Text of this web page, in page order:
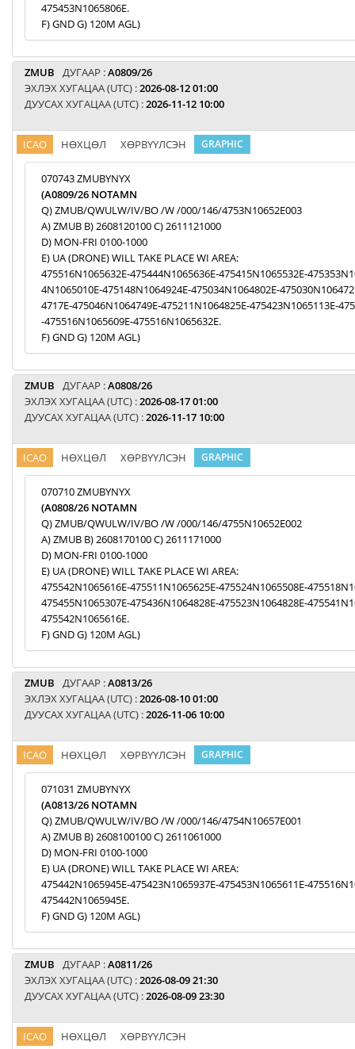
475453N1065806E.
F) GND G) 120M AGL)
ZMUB ДУГААР :A0809/26
ЭХЛЭХ ХУГАЦАА (UTC) :2026-08-12 01:00
ДУУСАХ ХУГАЦАА (UTC) :2026-11-12 10:00
ICAO НӨХЦӨЛ ХӨРВҮҮЛСЭН GRAPHIC
070743 ZMUBYNYX
(A0809/26 NOTAMN
Q) ZMUB/QWULW/IV/BO /W /000/146/4753N10652E003
A) ZMUB B) 2608120100 C) 2611121000
D) MON-FRI 0100-1000
E) UA (DRONE) WILL TAKE PLACE WI AREA:
475516N1065632E-475444N1065636E-475415N1065532E-
4N1065010E-475148N1064924E-475034N1064802E-
4717E-475046N1064749E-475211N1064825E-475423N1065113E-
-475516N1065609E-475516N1065632E.
F) GND G) 120M AGL)
ZMUB ДУГААР :A0808/26
ЭХЛЭХ ХУГАЦАА (UTC) :2026-08-17 01:00
ДУУСАХ ХУГАЦАА (UTC) :2026-11-17 10:00
ICAO НӨХЦӨЛ ХӨРВҮҮЛСЭН GRAPHIC
070710 ZMUBYNYX
(A0808/26 NOTAMN
Q) ZMUB/QWULW/IV/BO /W /000/146/4755N10652E002
A) ZMUB B) 2608170100 C) 2611171000
D) MON-FRI 0100-1000
E) UA (DRONE) WILL TAKE PLACE WI AREA:
475542N1065616E-475511N1065625E-475524N1065508E-
475455N1065307E-475436N1064828E-475523N1064828E-
475542N1065616E.
F) GND G) 120M AGL)
ZMUB ДУГААР :A0813/26
ЭХЛЭХ ХУГАЦАА (UTC) :2026-08-10 01:00
ДУУСАХ ХУГАЦАА (UTC) :2026-11-06 10:00
ICAO НӨХЦӨЛ ХӨРВҮҮЛСЭН GRAPHIC
071031 ZMUBYNYX
(A0813/26 NOTAMN
Q) ZMUB/QWULW/IV/BO /W /000/146/4754N10657E001
A) ZMUB B) 2608100100 C) 2611061000
D) MON-FRI 0100-1000
E) UA (DRONE) WILL TAKE PLACE WI AREA:
475442N1065945E-475423N1065937E-475453N1065611E-
475442N1065945E.
F) GND G) 120M AGL)
ZMUB ДУГААР :A0811/26
ЭХЛЭХ ХУГАЦАА (UTC) :2026-08-09 21:30
ДУУСАХ ХУГАЦАА (UTC) :2026-08-09 23:30
ICAO НӨХЦӨЛ ХӨРВҮҮЛСЭН